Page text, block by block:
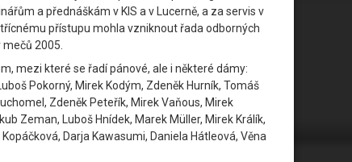
a přednáškám v KIS a v Lucerně, a za servis v
přístupu mohla vzniknout řada odborných
2005.
mezi které se řadí pánové, ale i některé dámy:
Pokorný, Mirek Kodým, Zdeněk Hurník, Tomáš
Zdeněk Peteřík, Mirek Vaňous, Mirek
Zeman, Luboš Hnídek, Marek Müller, Mirek Králík,
Darja Kawasumi, Daniela Hátleová, Věna